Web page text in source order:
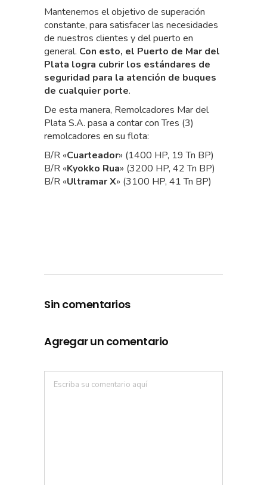
Mantenemos el objetivo de superación
constante, para satisfacer las necesidades
de nuestros clientes y del puerto en
general. Con esto, el Puerto de Mar del
Plata logra cubrir los estándares de
seguridad para la atención de buques
de cualquier porte.
De esta manera, Remolcadores Mar del
Plata S.A. pasa a contar con Tres (3)
remolcadores en su flota:
B/R «Cuarteador» (1400 HP, 19 Tn BP)
B/R «Kyokko Rua» (3200 HP, 42 Tn BP)
B/R «Ultramar X» (3100 HP, 41 Tn BP)
Sin comentarios
Agregar un comentario